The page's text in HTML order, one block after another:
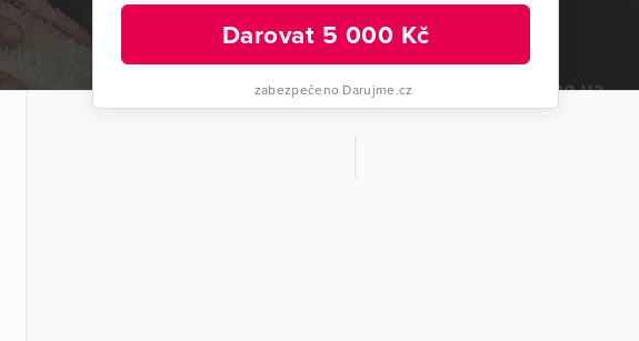
Darovat 5 000 Kč
zabezpečeno Darujme.cz